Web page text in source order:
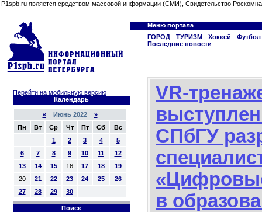
P1spb.ru является средством массовой информации (СМИ), Свидетельство
Меню портала
ГОРОД
ТУРИЗМ Хоккей
Футбол
Последние новости
Перейти на мобильную версию
Календарь
«Июнь 2022 »
Пн
Вт Ср Чт Пт Сб
Вс
1
2 3 4
5
6
7 8 9 10 11
12
13
14 15 16 17 18
19
20
21 22 23 24 25
26
27
28 29 30
Поиск
VR-
СПбГУ
в